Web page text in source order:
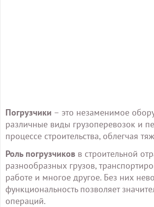
Погрузчики – это незаменимое
различные виды грузоперевозок и
процессе строительства, облегчая
Роль погрузчиков в строительной
разнообразных грузов,
работе и многое другое. Без них
функциональность позволяет
операций.